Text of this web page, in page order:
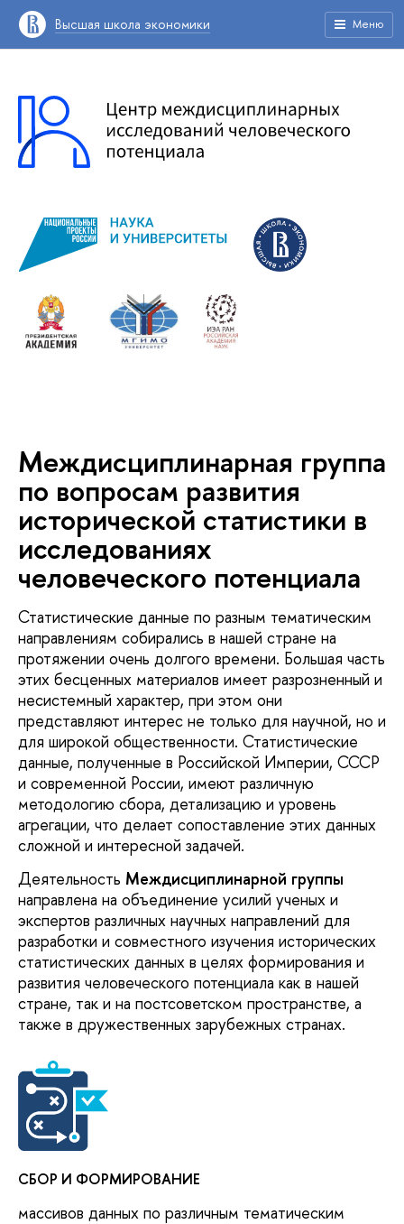
Высшая школа экономики Меню
Междисциплинарная группа
по вопросам развития
исторической статистики в
исследованиях
человеческого потенциала
Статистические данные по разным тематическим
направлениям собирались в нашей стране на
протяжении очень долгого времени. Большая часть
этих бесценных материалов имеет разрозненный и
несистемный характер, при этом они
представляют интерес не только для научной, но и
для широкой общественности. Статистические
данные, полученные в Российской Империи, СССР
и современной России, имеют различную
методологию сбора, детализацию и уровень
агрегации, что делает сопоставление этих данных
сложной и интересной задачей.
Деятельность Междисциплинарной группы
направлена на объединение усилий ученых и
экспертов различных научных направлений для
разработки и совместного изучения исторических
статистических данных в целях формирования и
развития человеческого потенциала как в нашей
стране, так и на постсоветском пространстве, а
также в дружественных зарубежных странах.
СБОР И ФОРМИРОВАНИЕ
массивов данных по различным тематическим